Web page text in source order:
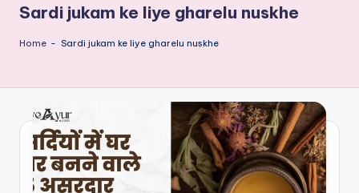
Ay
ur
युर्वे
दि
क
आयुर्वेद
सरल
Sardi jukam ke liye gharelu nuskhe
Home - Sardi jukam ke liye gharelu nuskhe